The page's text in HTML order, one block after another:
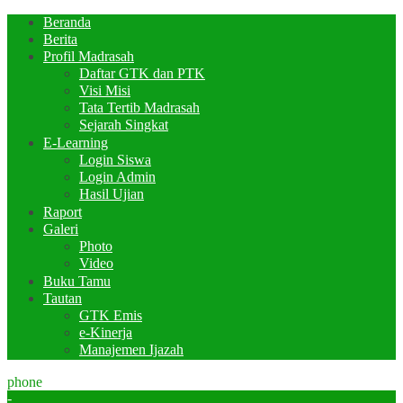
Beranda
Berita
Profil Madrasah
Daftar GTK dan PTK
Visi Misi
Tata Tertib Madrasah
Sejarah Singkat
E-Learning
Login Siswa
Login Admin
Hasil Ujian
Raport
Galeri
Photo
Video
Buku Tamu
Tautan
GTK Emis
e-Kinerja
Manajemen Ijazah
phone
-